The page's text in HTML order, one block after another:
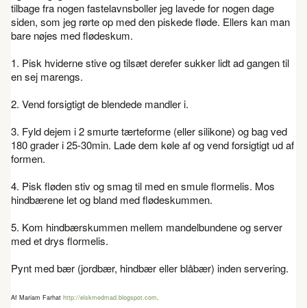
tilbage fra nogen fastelavnsboller jeg lavede for nogen dage
siden, som jeg rørte op med den piskede fløde. Ellers kan man
bare nøjes med flødeskum.
1. Pisk hviderne stive og tilsæt derefer sukker lidt ad gangen til
en sej marengs.
2. Vend forsigtigt de blendede mandler i.
3. Fyld dejem i 2 smurte tærteforme (eller silikone) og bag ved
180 grader i 25-30min. Lade dem køle af og vend forsigtigt ud af
formen.
4. Pisk fløden stiv og smag til med en smule flormelis. Mos
hindbærene let og bland med flødeskummen.
5. Kom hindbærskummen mellem mandelbundene og server
med et drys flormelis.
Pynt med bær (jordbær, hindbær eller blåbær) inden servering.
Af Mariam Farhat http://elskmedmad.blogspot.com.